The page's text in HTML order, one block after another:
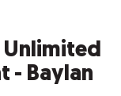
Unlimited
- Baylan